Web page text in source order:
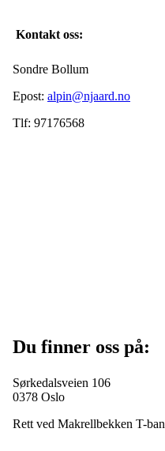
Kontakt oss:
Sondre Bollum
Epost: alpin@njaard.no
Tlf: 97176568
Du finner oss på:
Sørkedalsveien 106
0378 Oslo
Rett ved Makrellbekken T-